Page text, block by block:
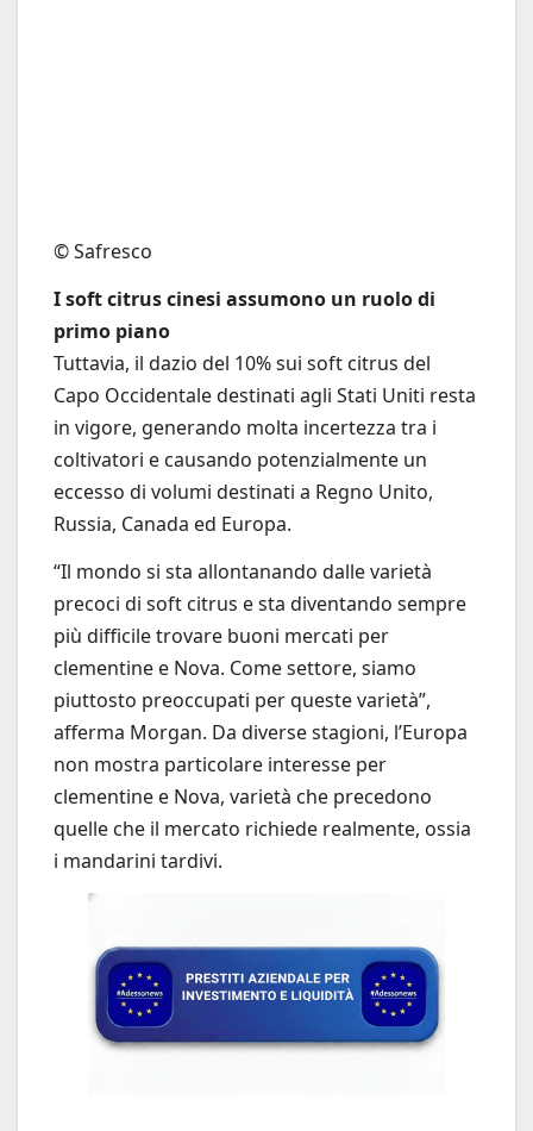
© Safresco
I soft citrus cinesi assumono un ruolo di
primo piano
Tuttavia, il dazio del 10% sui soft citrus del
Capo Occidentale destinati agli Stati Uniti resta
in vigore, generando molta incertezza tra i
coltivatori e causando potenzialmente un
eccesso di volumi destinati a Regno Unito,
Russia, Canada ed Europa.
“Il mondo si sta allontanando dalle varietà
precoci di soft citrus e sta diventando sempre
più difficile trovare buoni mercati per
clementine e Nova. Come settore, siamo
piuttosto preoccupati per queste varietà”,
afferma Morgan. Da diverse stagioni, l’Europa
non mostra particolare interesse per
clementine e Nova, varietà che precedono
quelle che il mercato richiede realmente, ossia
i mandarini tardivi.